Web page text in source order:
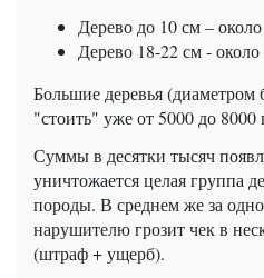
Дерево до 10 см –
Дерево 18-22 см -
Большие деревья (диаметром
"стоить" уже от 5000 до 8000
Суммы в десятки тысяч
уничтожается целая группа
породы. В среднем же за
нарушителю грозит чек в
(штраф + ущерб).